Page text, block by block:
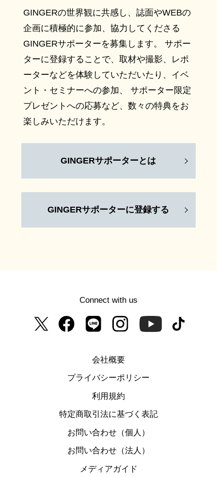
GINGERの世界観に共感し、誌面やWEBの
企画に積極的に参加、協力してくださる
GINGERサポーターを募集します。 サポー
ターに登録することで、取材や撮影、レポ
ーターなどを体験していただいたり、イベ
ント・セミナーへの参加、 サポーター限定
プレゼントへの応募など、数々の特典をお
楽しみいただけます。
GINGERサポーターとは
GINGERサポーターに登録する
Connect with us
会社概要
プライバシーポリシー
利用規約
特定商取引法に基づく表記
お問い合わせ（個人）
お問い合わせ（法人）
メディアガイド